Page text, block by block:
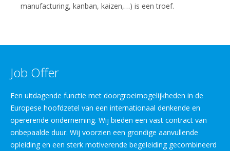
manufacturing, kanban, kaizen,…) is een troef.
Job Offer
Een uitdagende functie met doorgroeimogelijkheden in de
Europese hoofdzetel van een internationaal denkende en
opererende onderneming. Wij bieden een vast contract van
onbepaalde duur. Wij voorzien een grondige aanvullende
opleiding en een sterk motiverende begeleiding gecombineerd